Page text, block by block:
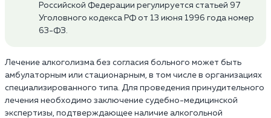
Российской Федерации регулируется статьей 97
Уголовного кодекса РФ от 13 июня 1996 года номер
63-ФЗ.
Лечение алкоголизма без согласия больного может быть
амбулаторным или стационарным, в том числе в организациях
специализированного типа. Для проведения принудительного
лечения необходимо заключение судебно-медицинской
экспертизы, подтверждающее наличие алкогольной